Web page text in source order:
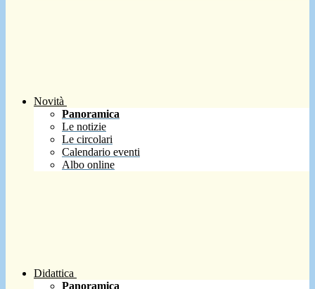
Novità
Panoramica
Le notizie
Le circolari
Calendario eventi
Albo online
Didattica
Panoramica